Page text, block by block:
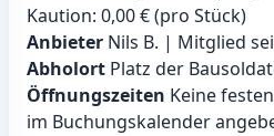
Kaution: 0,00 € (pro Stück)
Anbieter Nils B. | Mitglied
Abholort Platz der
Öffnungszeiten Keine
im Buchungskalender